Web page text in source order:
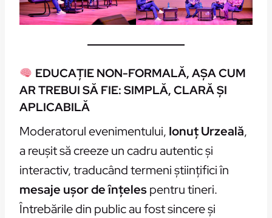
EDUCAȚIE NON-FORMALĂ, AȘA CUM
AR TREBUI SĂ FIE: SIMPLĂ, CLARĂ ȘI
APLICABILĂ
Moderatorul evenimentului, Ionuț Urzeală,
a reușit să creeze un cadru autentic și
interactiv, traducând termeni științifici în
mesaje ușor de înțelespentru tineri.
Întrebările din public au fost sincere și